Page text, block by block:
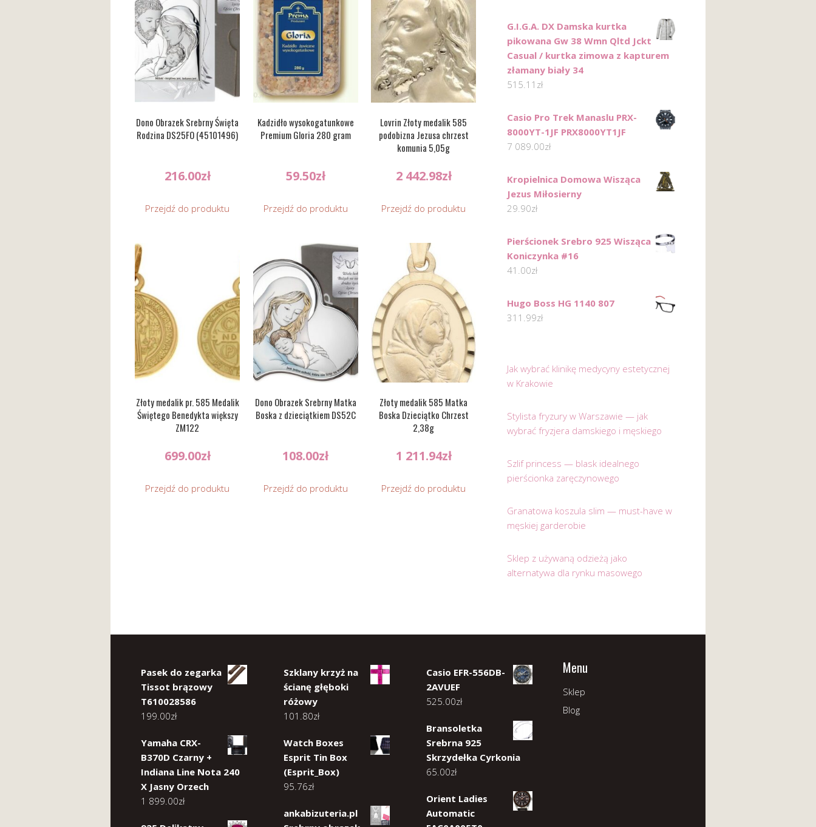
Dono Obrazek Srebrny Święta
Rodzina DS25FO (45101496)
216.00zł
Przejdź do produktu
Kadzidło wysokogatunkowe
Premium Gloria 280 gram
59.50zł
Przejdź do produktu
Lovrin Złoty medalik 585
podobizna Jezusa chrzest
komunia 5,05g
2 442.98zł
Przejdź do produktu
Złoty medalik pr. 585 Medalik
Świętego Benedykta większy
ZM122
699.00zł
Przejdź do produktu
Dono Obrazek Srebrny Matka
Boska z dzieciątkiem DS52C
108.00zł
Przejdź do produktu
Złoty medalik 585 Matka
Boska Dzieciątko Chrzest
2,38g
1 211.94zł
Przejdź do produktu
G.I.G.A. DX Damska kurtka
pikowana Gw 38 Wmn Qltd Jckt
Casual / kurtka zimowa z kapturem
złamany biały 34
515.11 zł
Casio Pro Trek Manaslu PRX-
8000YT-1JF PRX8000YT1JF
7 089.00zł
Kropielnica Domowa Wisząca
Jezus Miłosierny
29.90zł
Pierścionek Srebro 925 Wisząca
Koniczynka #16
41.00zł
Hugo Boss HG 1140 807
311.99zł
Jak wybrać klinikę medycyny estetycznej
w Krakowie
Stylista fryzury w Warszawie — jak
wybrać fryzjera damskiego i męskiego
Szlif princess — blask idealnego
pierścionka zaręczynowego
Granatowa koszula slim — must-have w
męskiej garderobie
Sklep z używaną odzieżą jako
alternatywa dla rynku masowego
Pasek do zegarka
Tissot brązowy
T610028586
199.00zł
Yamaha CRX-
B370D Czarny +
Indiana Line Nota 240
X Jasny Orzech
1 899.00zł
Szklany krzyż na
ścianę głęboki
różowy
101.80zł
Watch Boxes
Esprit Tin Box
(Esprit_Box)
95.76zł
ankabizuteria.pl
Casio EFR-556DB-
2AVUEF
525.00zł
Bransoletka
Srebrna 925
Skrzydełka Cyrkonia
65.00zł
Orient Ladies
Automatic
Menu
Sklep
Blog